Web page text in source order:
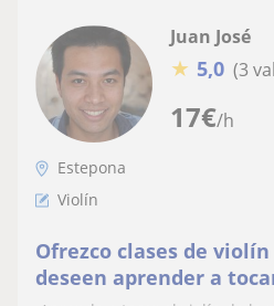
17€/h
Juan José
★ 5,0 (3
Estepona
Violín
Ofrezco clases de
deseen aprender a